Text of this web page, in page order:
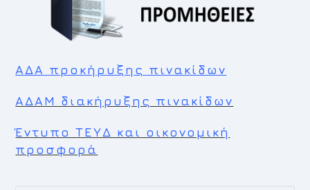
ΑΔΑ προκήρυξης πινακίδων
ΑΔΑΜ διακήρυξης πινακίδων
Έντυπο ΤΕΥΔ και οικονομική
προσφορά